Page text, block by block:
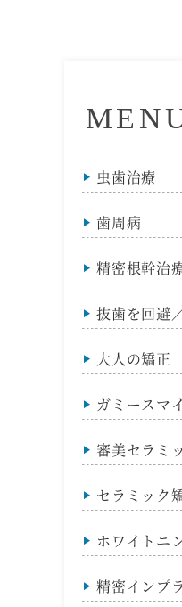
虫歯治療
歯周病
精密根幹治
抜歯を回避
大人の矯正
ガミースマ
審美セラミ
セラミック
ホワイトニ
精密インプ